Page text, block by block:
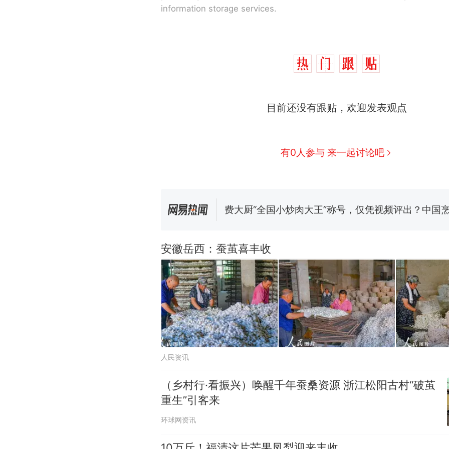
information storage services.
目前还没有跟贴，欢迎发表观点
有0人参与 来一起讨论吧
搬家报价570元，搬到楼下交5060元才肯搬上楼！
佛山一中学招聘物理教师，笔试前13名均遭淘汰？教
招聘，成立调查组全面核查
空调24小时开着反而更省电？电力部门回应
热 那个在床头放菜刀的女孩，因老师一句“跟我回家”
安徽岳西：蚕茧喜丰收
人民资讯
（乡村行·看振兴）唤醒千年蚕桑资源 浙江松阳古村“破茧
重生”引客来
环球网资讯